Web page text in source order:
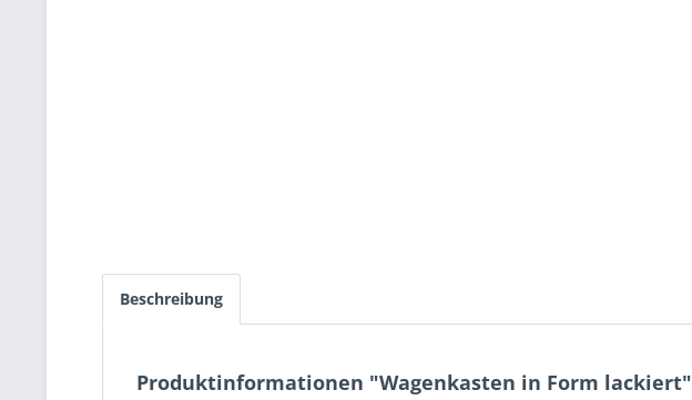
Beschreibung
Produktinformationen "Wagenkasten in Form lackiert"